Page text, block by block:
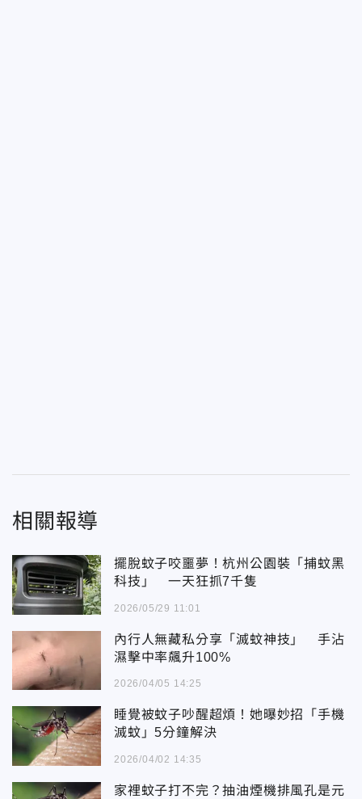
相關報導
擺脫蚊子咬噩夢！杭州公園裝「捕蚊黑
科技」 一天狂抓7千隻
2026/05/29 11:01
內行人無藏私分享「滅蚊神技」 手沾
濕擊中率飆升100%
2026/04/05 14:25
睡覺被蚊子吵醒超煩！她曝妙招「手機
滅蚊」5分鐘解決
2026/04/02 14:35
家裡蚊子打不完？抽油煙機排風孔是元